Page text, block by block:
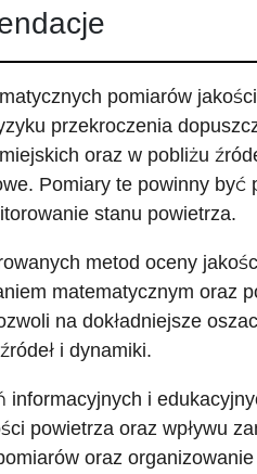
pomiarów
przekroczenia
oraz w pobliżu
Pomiary te powinny być
stanu powietrza.
metod oceny
matematycznym oraz
na dokładniejsze
i dynamiki.
informacyjnych i
powietrza oraz wpływu
oraz